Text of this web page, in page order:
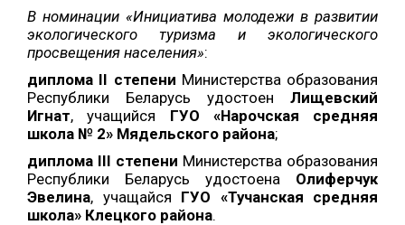
В номинации «Инициатива молодежи в развитии
экологического туризма и экологического
просвещения населения»:
диплома II степени Министерства образования
Республики Беларусь удостоен Лищевский
Игнат, учащийся ГУО «Нарочская средняя
школа № 2» Мядельского района;
диплома III степени Министерства образования
Республики Беларусь удостоена Олиферчук
Эвелина, учащайся ГУО «Тучанская средняя
школа» Клецкого района.